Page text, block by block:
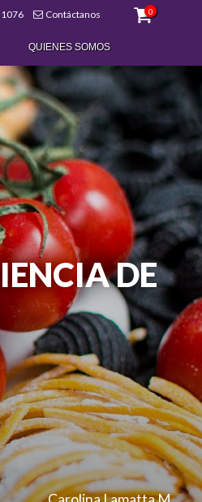
Contáctanos 0
QUIENES SOMOS
DE